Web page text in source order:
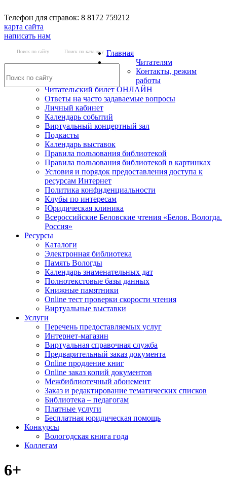
Телефон для справок: 8 8172 759212
карта сайта
написать нам
Поиск по сайту Поиск по каталогу Главная
Читателям
Контакты, режим
работы
Читательский билет ОНЛАЙН
Ответы на часто задаваемые вопросы
Личный кабинет
Календарь событий
Виртуальный концертный зал
Подкасты
Календарь выставок
Правила пользования библиотекой
Правила пользования библиотекой в картинках
Условия и порядок предоставления доступа к
ресурсам Интернет
Политика конфиденциальности
Клубы по интересам
Юридическая клиника
Всероссийские Беловские чтения «Белов. Вологда.
Россия»
Ресурсы
Каталоги
Электронная библиотека
Память Вологды
Календарь знаменательных дат
Полнотекстовые базы данных
Книжные памятники
Online тест проверки скорости чтения
Виртуальные выставки
Услуги
Перечень предоставляемых услуг
Интернет-магазин
Виртуальная справочная служба
Предварительный заказ документа
Online продление книг
Online заказ копий документов
Межбиблиотечный абонемент
Заказ и редактирование тематических списков
Библиотека – педагогам
Платные услуги
Бесплатная юридическая помощь
Конкурсы
Вологодская книга года
Коллегам
6+